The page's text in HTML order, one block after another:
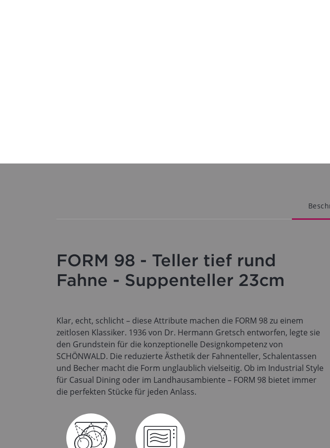
FORM 98 - Teller tief rund
Fahne - Suppenteller 23cm
Klar, echt, schlicht – diese Attribute machen die FORM 98 zu einem
zeitlosen Klassiker. 1936 von Dr. Hermann Gretsch entworfen, legte sie
den Grundstein für die konzeptionelle Designkompetenz von
SCHÖNWALD. Die reduzierte Ästhetik der Fahnenteller, Schalentassen
und Becher macht die Form unglaublich vielseitig. Ob im Industrial Style
für Casual Dining oder im Landhausambiente – FORM 98 bietet immer
die perfekten Stücke für jeden Anlass.